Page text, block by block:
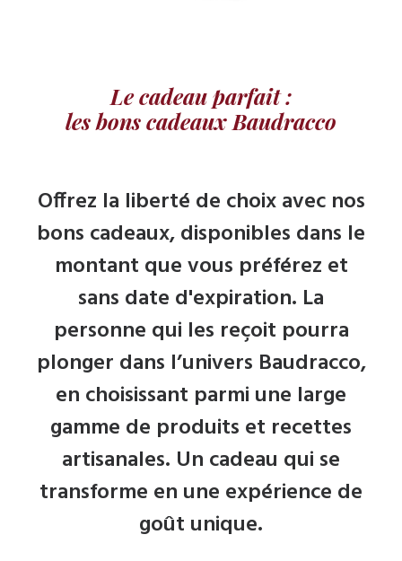
Le cadeau parfait :
les bons cadeaux Baudracco
Offrez la liberté de choix avec nos
bons cadeaux, disponibles dans le
montant que vous préférez et
sans date d'expiration. La
personne qui les reçoit pourra
plonger dans l’univers Baudracco,
en choisissant parmi une large
gamme de produits et recettes
artisanales. Un cadeau qui se
transforme en une expérience de
goût unique.